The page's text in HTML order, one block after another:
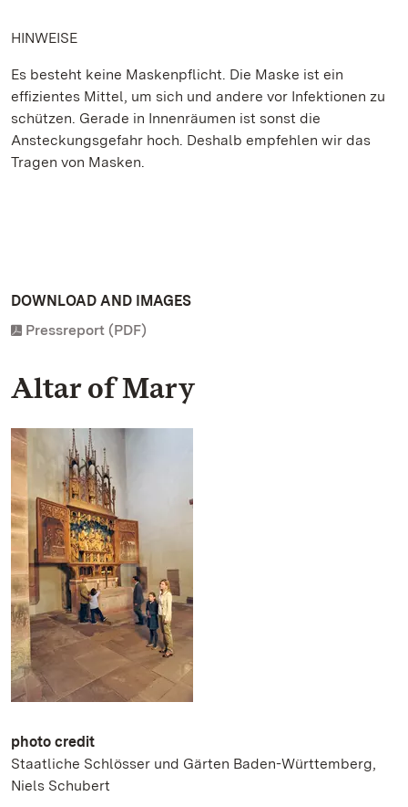
HINWEISE
Es besteht keine Maskenpflicht. Die Maske ist ein
effizientes Mittel, um sich und andere vor Infektionen zu
schützen. Gerade in Innenräumen ist sonst die
Ansteckungsgefahr hoch. Deshalb empfehlen wir das
Tragen von Masken.
DOWNLOAD AND IMAGES
Pressreport (PDF)
Altar of Mary
photo credit
Staatliche Schlösser und Gärten Baden-Württemberg,
Niels Schubert